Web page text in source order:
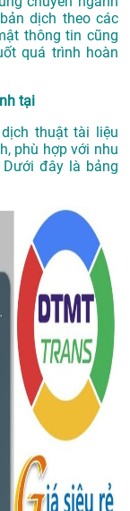
dịch theo các
thông tin cũng
quá trình hoàn
tại
thuật tài liệu
phù hợp với nhu
đây là bảng